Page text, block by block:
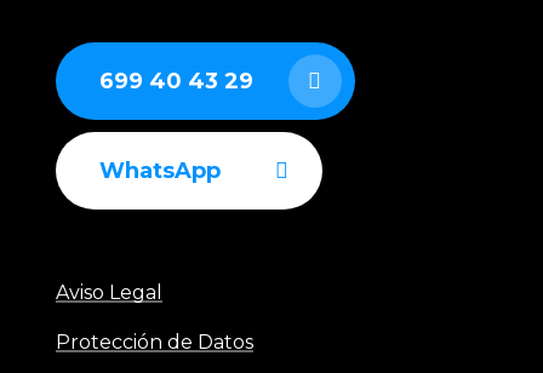
UTA MundoClima (unidades de tratamiento de
aire)
Fancoils industriales MundoClima
699 40 43 29
WhatsApp
Aviso Legal
Protección de Datos